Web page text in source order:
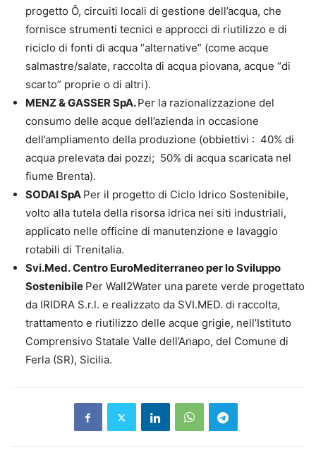
progetto Ô, circuiti locali di gestione dell’acqua, che
fornisce strumenti tecnici e approcci di riutilizzo e di
riciclo di fonti di acqua “alternative” (come acque
salmastre/salate, raccolta di acqua piovana, acque “di
scarto” proprie o di altri).
MENZ & GASSER SpA.Per la razionalizzazione del
consumo delle acque dell’azienda in occasione
dell’ampliamento della produzione (obbiettivi : 40% di
acqua prelevata dai pozzi; 50% di acqua scaricata nel
fiume Brenta).
SODAI SpA Per il progetto di Ciclo Idrico Sostenibile,
volto alla tutela della risorsa idrica nei siti industriali,
applicato nelle officine di manutenzione e lavaggio
rotabili di Trenitalia.
Svi.Med. Centro EuroMediterraneo per lo Sviluppo
Sostenibile Per Wall2Water una parete verde progettato
da IRIDRA S.r.l. e realizzato da SVI.MED. di raccolta,
trattamento e riutilizzo delle acque grigie, nell’Istituto
Comprensivo Statale Valle dell’Anapo, del Comune di
Ferla (SR), Sicilia.